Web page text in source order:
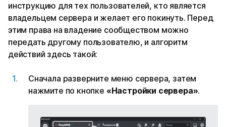
инструкцию для тех пользователей, кто является
владельцем сервера и желает его покинуть. Перед
этим права на владение сообществом можно
передать другому пользователю, и алгоритм
действий здесь такой:
Сначала разверните меню сервера, затем
нажмите по кнопке «Настройки сервера».